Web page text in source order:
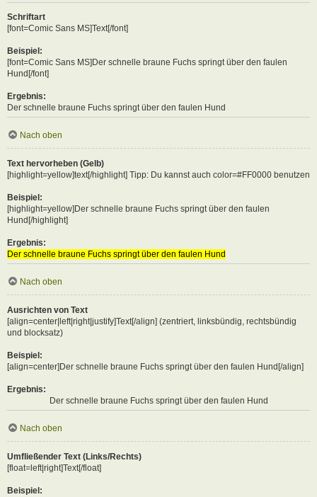
Schriftart
[font=Comic Sans MS]Text[/font]
Beispiel:
[font=Comic Sans MS]Der schnelle braune Fuchs springt über den faulen
Hund[/font]
Ergebnis:
Der schnelle braune Fuchs springt über den faulen Hund
Nach oben
Text hervorheben (Gelb)
[highlight=yellow]text[/highlight] Tipp: Du kannst auch color=#FF0000 benutzen
Beispiel:
[highlight=yellow]Der schnelle braune Fuchs springt über den faulen
Hund[/highlight]
Ergebnis:
Der schnelle braune Fuchs springt über den faulen Hund
Nach oben
Ausrichten von Text
[align=center|left|right|justify]Text[/align] (zentriert, linksbündig, rechtsbündig
und blocksatz)
Beispiel:
[align=center]Der schnelle braune Fuchs springt über den faulen Hund[/align]
Ergebnis:
Der schnelle braune Fuchs springt über den faulen Hund
Nach oben
Umfließender Text (Links/Rechts)
[float=left|right]Text[/float]
Beispiel: